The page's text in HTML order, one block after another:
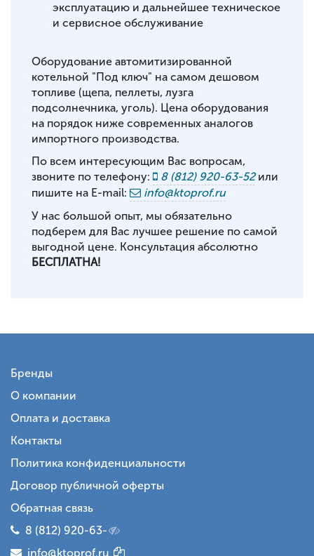
эксплуатацию и дальнейшее техническое
и сервисное обслуживание
Оборудование автомитизированной
котельной "Под ключ" на самом дешовом
топливе (щепа, пеллеты, лузга
подсолнечника, уголь). Цена оборудования
на порядок ниже современных аналогов
импортного производства.
По всем интересующим Вас вопросам,
звоните по телефону:
8 (812) 920-63-52или
пишите на E-mail:
info@ktoprof.ru
У нас большой опыт, мы обязательно
подберем для Вас лучшее решение по самой
выгодной цене. Консультация абсолютно
БЕСПЛАТНА!
Бренды
О компании
Оплата и доставка
Контакты
Политика конфиденциальности
Договор публичной оферты
Обратная связь
8 (812) 920-63-
info@ktoprof.ru